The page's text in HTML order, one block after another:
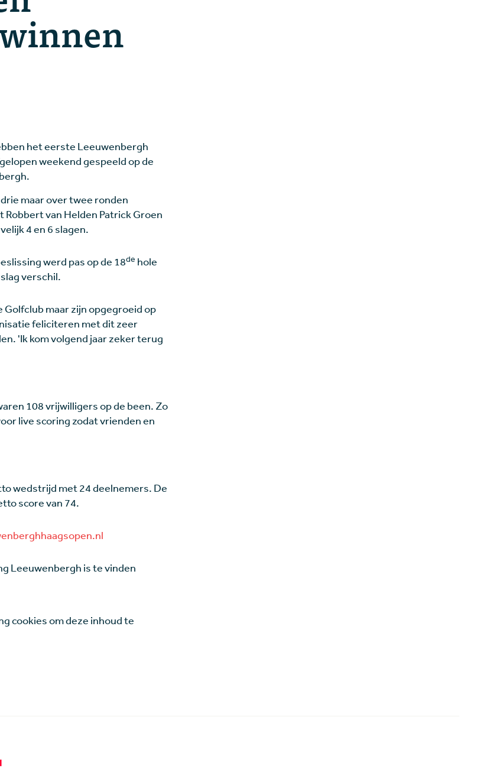
het eerste Leeuwenbergh
weekend gespeeld op de
maar over twee ronden
van Helden Patrick Groen
4 en 6 slagen.
werd pas op de 18de hole
verschil.
Golfclub maar zijn opgegroeid op
feliciteren met dit zeer
'Ik kom volgend jaar zeker terug
108 vrijwilligers op de been. Zo
live scoring zodat vrienden en
wedstrijd met 24 deelnemers. De
score van 74.
Leeuwenbergh is te vinden
cookies om deze inhoud te